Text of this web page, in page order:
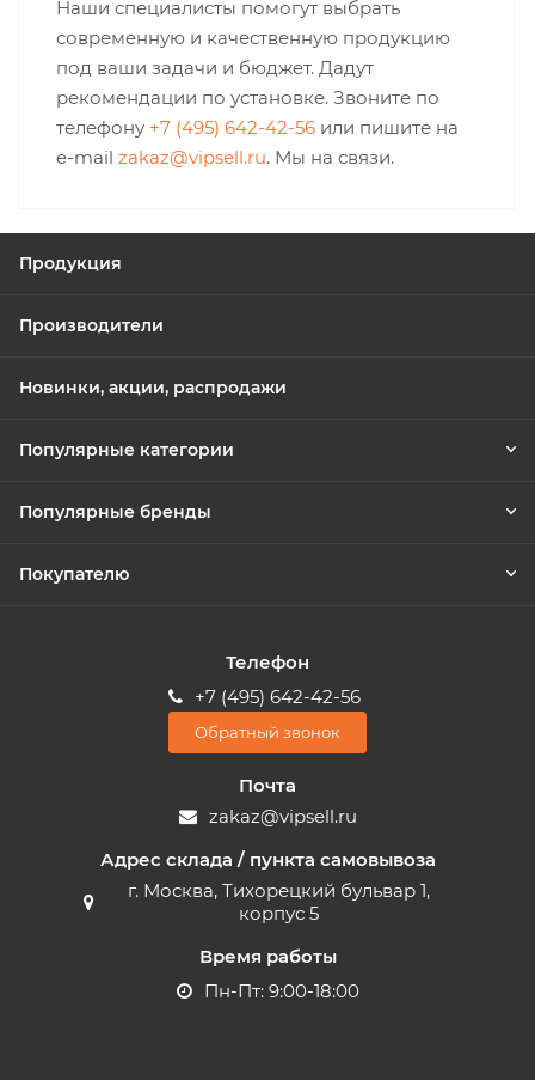
Наши специалисты помогут выбрать
современную и качественную продукцию
под ваши задачи и бюджет. Дадут
рекомендации по установке. Звоните по
телефону +7 (495) 642-42-56 или пишите на
e-mail zakaz@vipsell.ru. Мы на связи.
Продукция
Производители
Новинки, акции, распродажи
Популярные категории
Популярные бренды
Покупателю
Телефон
+7 (495) 642-42-56
Обратный звонок
Почта
zakaz@vipsell.ru
Адрес склада / пункта самовывоза
г. Москва, Тихорецкий бульвар 1,
корпус 5
Время работы
Пн-Пт: 9:00-18:00